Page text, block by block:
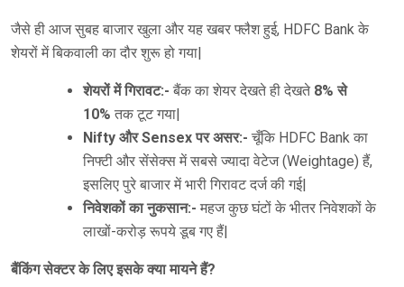
जैसे ही आज सुबह बाजार खुला और यह खबर फ्लैश हुई, HDFC Bank के
शेयरों में बिकवाली का दौर शुरू हो गया|
शेयरों में गिरावट:- बैंक का शेयर देखते ही देखते 8% से
10% तक टूट गया|
Nifty और Sensex पर असर:- चूँकि HDFC Bank का
निफ्टी और सेंसेक्स में सबसे ज्यादा वेटेज (Weightage) हैं,
इसलिए पुरे बाजार में भारी गिरावट दर्ज की गई|
निवेशकों का नुकसान:- महज कुछ घंटों के भीतर निवेशकों के
लाखों-करोड़ रूपये डूब गए हैं|
बैंकिंग सेक्टर के लिए इसके क्या मायने हैं?